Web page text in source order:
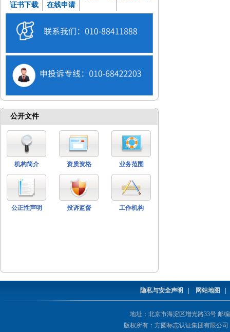
证书下载
在线申请
公开文件
机构简介 资质资格 业务范围
公正性声明 投诉监督 工作机构
隐私与安全声明 | 网站地图
地址：北京市海淀区增光路33号 邮编
版权所有：方圆标志认证集团有限公司